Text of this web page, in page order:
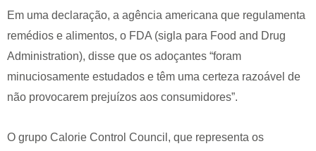
Em uma declaração, a agência americana que regulamenta
remédios e alimentos, o FDA (sigla para Food and Drug
Administration), disse que os adoçantes “foram
minuciosamente estudados e têm uma certeza razoável de
não provocarem prejuízos aos consumidores”.
O grupo Calorie Control Council, que representa os